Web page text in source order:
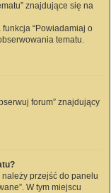
znajdujące się na
“Powiadamiaj o
tematu.
forum” znajdujący
należy przejść do panelu
W tym miejscu